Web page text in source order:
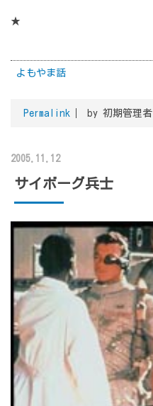
★
よもやま話
Permalink by 初期管理者
2005.11.12
サイボーグ兵士